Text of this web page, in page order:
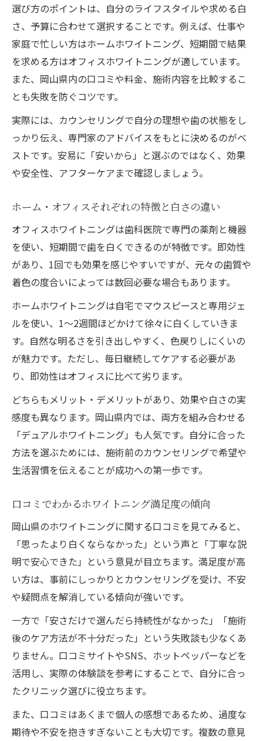
選び方のポイントは、自分のライフスタイルや求める白
さ、予算に合わせて選択することです。例えば、仕事や
家庭で忙しい方はホームホワイトニング、短期間で結果
を求める方はオフィスホワイトニングが適しています。
また、岡山県内の口コミや料金、施術内容を比較するこ
とも失敗を防ぐコツです。
実際には、カウンセリングで自分の理想や歯の状態をし
っかり伝え、専門家のアドバイスをもとに決めるのがベ
ストです。安易に「安いから」と選ぶのではなく、効果
や安全性、アフターケアまで確認しましょう。
ホーム・オフィスそれぞれの特徴と白さの違い
オフィスホワイトニングは歯科医院で専門の薬剤と機器
を使い、短期間で歯を白くできるのが特徴です。即効性
があり、1回でも効果を感じやすいですが、元々の歯質や
着色の度合いによっては数回必要な場合もあります。
ホームホワイトニングは自宅でマウスピースと専用ジェ
ルを使い、1～2週間ほどかけて徐々に白くしていきま
す。自然な明るさを引き出しやすく、色戻りしにくいの
が魅力です。ただし、毎日継続してケアする必要があ
り、即効性はオフィスに比べて劣ります。
どちらもメリット・デメリットがあり、効果や白さの実
感度も異なります。岡山県内では、両方を組み合わせる
「デュアルホワイトニング」も人気です。自分に合った
方法を選ぶためには、施術前のカウンセリングで希望や
生活習慣を伝えることが成功への第一歩です。
口コミでわかるホワイトニング満足度の傾向
岡山県のホワイトニングに関する口コミを見てみると、
「思ったより白くならなかった」という声と「丁寧な説
明で安心できた」という意見が目立ちます。満足度が高
い方は、事前にしっかりとカウンセリングを受け、不安
や疑問点を解消している傾向が強いです。
一方で「安さだけで選んだら持続性がなかった」「施術
後のケア方法が不十分だった」という失敗談も少なくあ
りません。口コミサイトやSNS、ホットペッパーなどを
活用し、実際の体験談を参考にすることで、自分に合っ
たクリニック選びに役立ちます。
また、口コミはあくまで個人の感想であるため、過度な
期待や不安を抱きすぎないことも大切です。複数の意見